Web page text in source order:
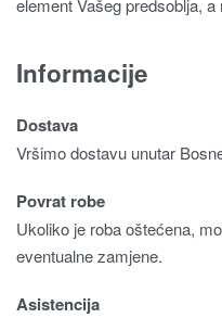
element Vašeg predsoblja,
Informacije
Dostava
Vršimo dostavu unutar
Povrat robe
Ukoliko je roba oštećena,
eventualne zamjene.
Asistencija